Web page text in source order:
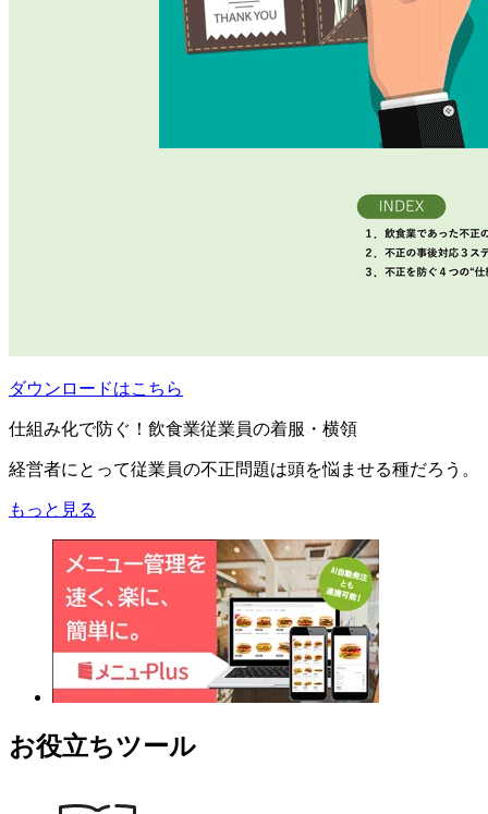
ダウンロードはこちら
仕組み化で防ぐ！飲食業従業員の着服・横領
経営者にとって従業員の不正問題は頭を悩ませる種だろう。
もっと見る
お役立ちツール